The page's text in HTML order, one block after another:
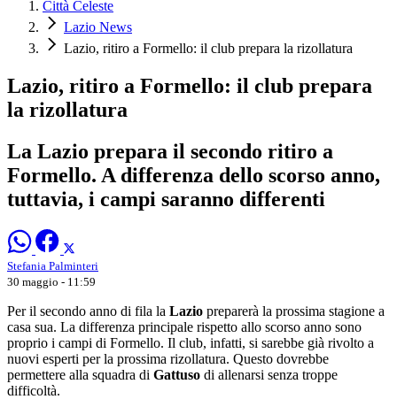
Città Celeste
Lazio News
Lazio, ritiro a Formello: il club prepara la rizollatura
Lazio, ritiro a Formello: il club prepara
la rizollatura
La Lazio prepara il secondo ritiro a
Formello. A differenza dello scorso anno,
tuttavia, i campi saranno differenti
Stefania Palminteri
30 maggio - 11:59
Per il secondo anno di fila la Lazio preparerà la prossima stagione a
casa sua. La differenza principale rispetto allo scorso anno sono
proprio i campi di Formello. Il club, infatti, si sarebbe già rivolto a
nuovi esperti per la prossima rizollatura. Questo dovrebbe
permettere alla squadra di Gattuso di allenarsi senza troppe
difficoltà.